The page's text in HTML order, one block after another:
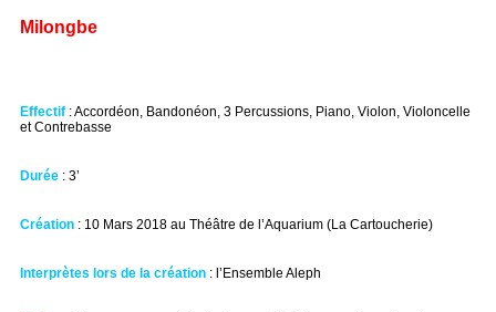
Milongbe
Effectif : Accordéon, Bandonéon, 3 Percussions, Piano, Violon, Violoncelle
et Contrebasse
Durée : 3’
Création : 10 Mars 2018 au Théâtre de l’Aquarium (La Cartoucherie)
Interprètes lors de la création : l’Ensemble Aleph